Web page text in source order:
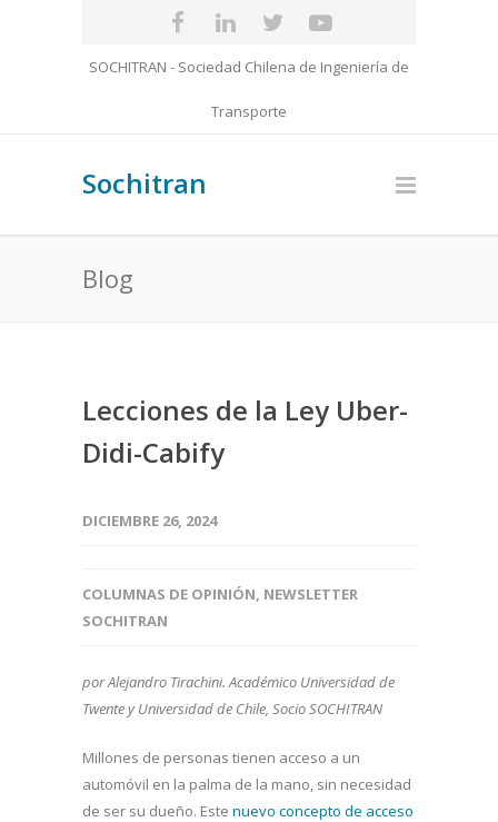
SOCHITRAN - Sociedad Chilena de Ingeniería de
Transporte
Sochitran
Blog
Lecciones de la Ley Uber-
Didi-Cabify
DICIEMBRE 26, 2024
COLUMNAS DE OPINIÓN, NEWSLETTER
SOCHITRAN
por Alejandro Tirachini. Académico Universidad de
Twente y Universidad de Chile, Socio SOCHITRAN
Millones de personas tienen acceso a un
automóvil en la palma de la mano, sin necesidad
de ser su dueño. Este nuevo concepto de acceso